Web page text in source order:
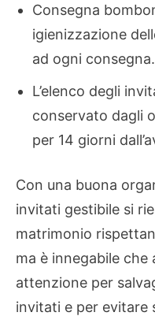
Consegna
igienizzazione
ad ogni consegna.
L’elenco degli
conservato dagli
per 14 giorni
Con una buona
invitati gestibile si
matrimonio
ma è innegabile
attenzione per
invitati e per evitare